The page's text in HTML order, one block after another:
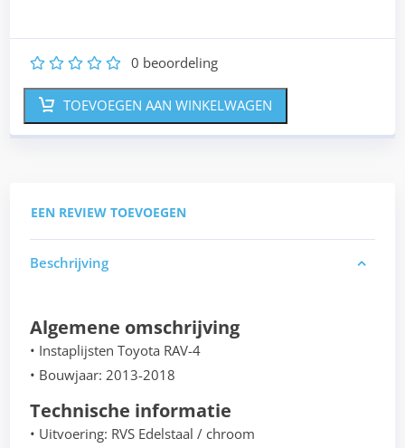
5
4
3
2 0 beoordeling
TOEVOEGEN AAN WINKELWAGEN
EEN REVIEW TOEVOEGEN
Beschrijving
Algemene omschrijving
• Instaplijsten Toyota RAV-4
• Bouwjaar: 2013-2018
Technische informatie
• Uitvoering: RVS Edelstaal / chroom